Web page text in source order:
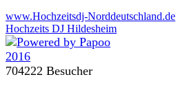
www.Hochzeitsdj-Norddeutschland.de
Hochzeits DJ Hildesheim
704222 Besucher